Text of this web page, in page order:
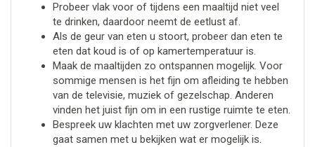
Probeer vlak voor of tijdens een maaltijd niet veel
te drinken, daardoor neemt de eetlust af.
Als de geur van eten u stoort, probeer dan eten te
eten dat koud is of op kamertemperatuur is.
Maak de maaltijden zo ontspannen mogelijk. Voor
sommige mensen is het fijn om afleiding te hebben
van de televisie, muziek of gezelschap. Anderen
vinden het juist fijn om in een rustige ruimte te eten.
Bespreek uw klachten met uw zorgverlener. Deze
gaat samen met u bekijken wat er mogelijk is.